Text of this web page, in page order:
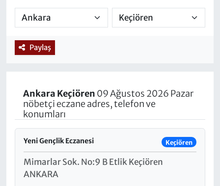
Paylaş
Ankara Keçiören 09 Ağustos 2026 Pazar
nöbetçi eczane adres, telefon ve
konumları
Yeni Gençlik Eczanesi Keçiören
Mimarlar Sok. No:9 B Etlik Keçiören
ANKARA
Tüm Manşetler
Son Dakika Haberleri